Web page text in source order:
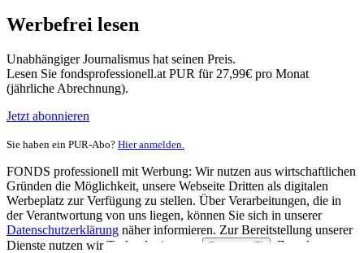
Werbefrei lesen
Unabhängiger Journalismus hat seinen Preis.
Lesen Sie fondsprofessionell.at PUR für 27,99€ pro Monat
(jährliche Abrechnung).
Jetzt abonnieren
Sie haben ein PUR-Abo? Hier anmelden.
FONDS professionell mit Werbung: Wir nutzen aus wirtschaftlichen
Gründen die Möglichkeit, unsere Webseite Dritten als digitalen
Werbeplatz zur Verfügung zu stellen. Über Verarbeitungen, die in
der Verantwortung von uns liegen, können Sie sich in unserer
Datenschutzerklärung näher informieren. Zur Bereitstellung unserer
Dienste nutzen wir Technologien von
Partnern (5)
. Zwecke: